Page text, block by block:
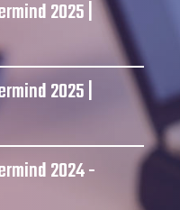
2025 |
2025 |
2024 -